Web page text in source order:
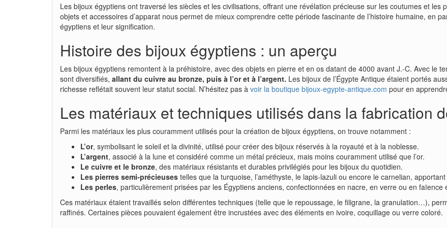
Les bijoux égyptiens ont traversé les siècles et les civilisations, offrant une révélation précieuse sur les coutumes et les
objets et accessoires d’apparat nous permet de mieux comprendre cette période fascinante de l’histoire humaine, en
égyptiens et leur signification.
Histoire des bijoux égyptiens : un aperçu
Les bijoux égyptiens remontent à la préhistoire, avec des objets en pierre et en os datant de 4000 avant J.-C. Avec le
sont diversifiés, allant du cuivre au bronze, puis à l’or et à l’argent. Les bijoux de l’Égypte Antique étaient portés
richesse reflétait souvent leur statut social. N’hésitez pas à voir la boutique bijoux-egypte-antique.com pour en
Les matériaux et techniques utilisés dans la fabrication
Parmi les matériaux les plus couramment utilisés pour la création de bijoux égyptiens, on trouve notamment :
L’or, symbolisant le soleil et la divinité, utilisé pour créer des bijoux réservés à la royauté et à la noblesse.
L’argent, associé à la lune et considéré comme un métal précieux, mais moins couramment utilisé que l’or.
Le cuivre et le bronze, des matériaux résistants et durables privilégiés pour les bijoux du quotidien.
Les pierres semi-précieuses telles que la turquoise, l’améthyste, le lapis-lazuli ou encore le carnelian,
Les perles, particulièrement prisées par les Égyptiens anciens, confectionnées en nacre, en verre ou en faïence
Ces matériaux étaient travaillés selon différentes techniques (telle que le repoussage, le filigrane, la granulation…),
raffinés. Certaines pièces pouvaient également être incrustées avec des éléments en ivoire, coquillage ou verre coloré.